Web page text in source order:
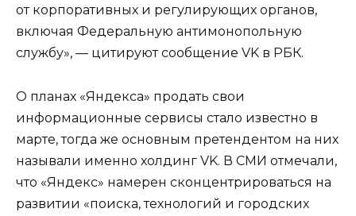
от корпоративных и регулирующих органов,
включая Федеральную антимонопольную
службу», — цитируют сообщение VK в РБК.
О планах «Яндекса» продать свои
информационные сервисы стало известно в
марте, тогда же основным претендентом на них
называли именно холдинг VK. В СМИ отмечали,
что «Яндекс» намерен сконцентрироваться на
развитии «поиска, технологий и городских